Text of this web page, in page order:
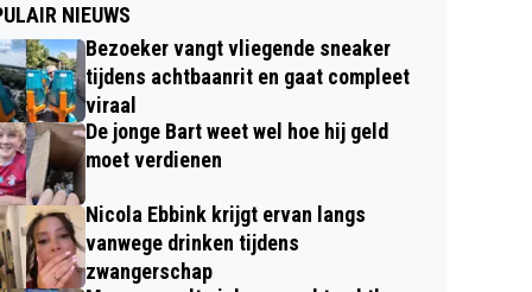
NIEUWS
Bezoeker vangt vliegende sneaker
tijdens achtbaanrit en gaat compleet
viraal
De jonge Bart weet wel hoe hij geld
moet verdienen
Nicola Ebbink krijgt ervan langs
vanwege drinken tijdens
zwangerschap